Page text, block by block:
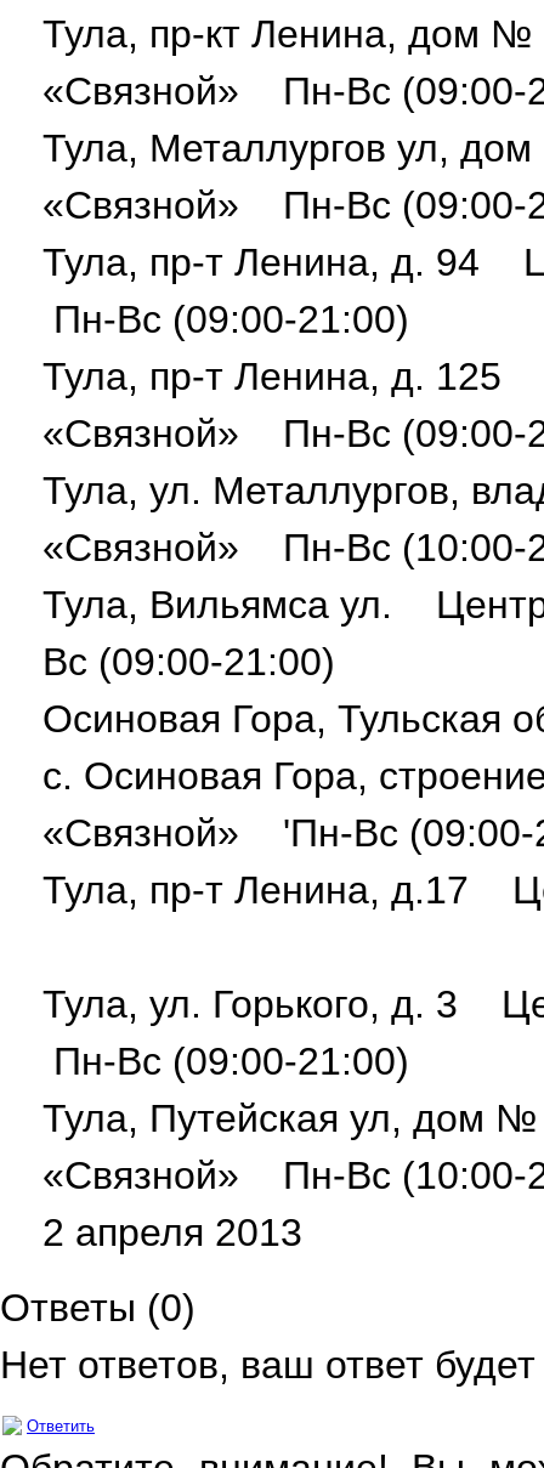
Тула, пр-кт Ленина, дом
«Связной» Пн-Вс (09:00-
Тула, Металлургов ул,
«Связной» Пн-Вс (09:00-
Тула, пр-т Ленина, д. 94
Пн-Вс (09:00-21:00)
Тула, пр-т Ленина, д. 125
«Связной» Пн-Вс (09:00-
Тула, ул. Металлургов,
«Связной» Пн-Вс (10:00-
Тула, Вильямса ул.
Вс (09:00-21:00)
Осиновая Гора, Тульская
с. Осиновая Гора,
«Связной» 'Пн-Вс (09:00-
Тула, пр-т Ленина, д.17
Тула, ул. Горького, д. 3
Пн-Вс (09:00-21:00)
Тула, Путейская ул, дом
«Связной» Пн-Вс (10:00-
2 апреля 2013
Ответы (0)
Нет ответов, ваш ответ
Ответить